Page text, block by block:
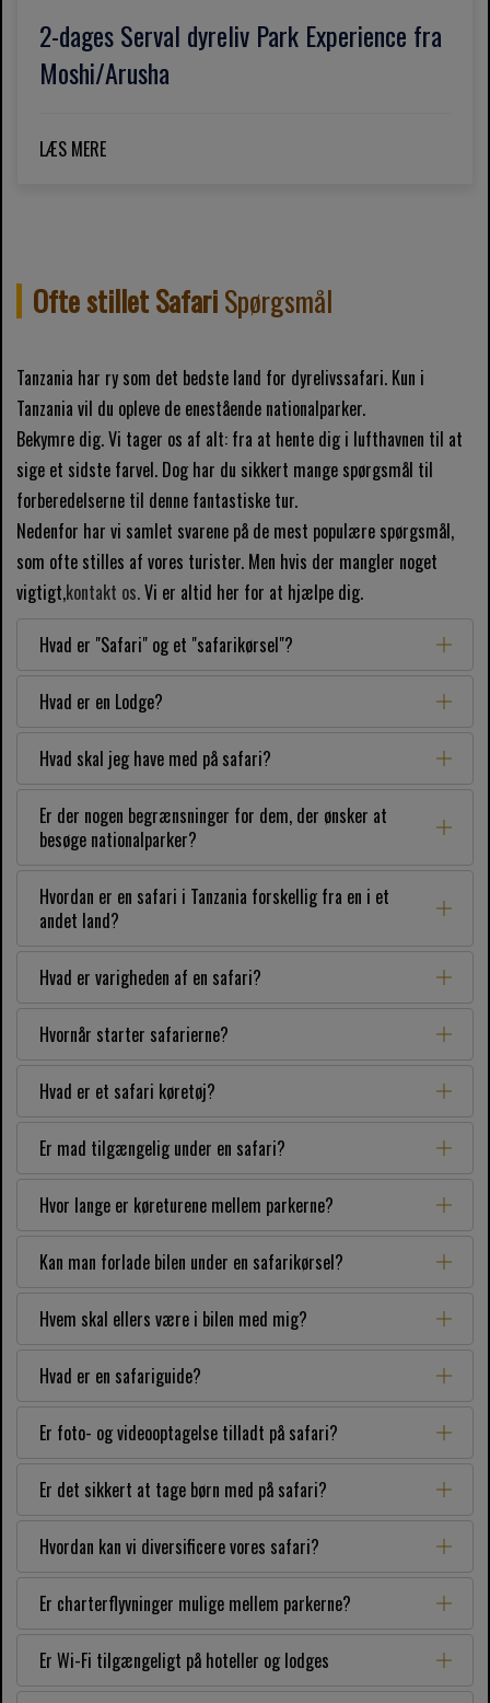
2-dages Serval dyreliv Park Experience fra
Moshi/Arusha
LÆS MERE
Ofte stillet SafariSpørgsmål
Tanzania har ry som det bedste land for dyrelivssafari. Kun i
Tanzania vil du opleve de enestående nationalparker.
Bekymre dig. Vi tager os af alt: fra at hente dig i lufthavnen til at
sige et sidste farvel. Dog har du sikkert mange spørgsmål til
forberedelserne til denne fantastiske tur.
Nedenfor har vi samlet svarene på de mest populære spørgsmål,
som ofte stilles af vores turister. Men hvis der mangler noget
vigtigt,kontakt os.Vi er altid her for at hjælpe dig.
Hvad er "Safari" og et "safarikørsel"?
Hvad er en Lodge?
Hvad skal jeg have med på safari?
Er der nogen begrænsninger for dem, der ønsker at
besøge nationalparker?
Hvordan er en safari i Tanzania forskellig fra en i et
andet land?
Hvad er varigheden af ​​en safari?
Hvornår starter safarierne?
Hvad er et safari køretøj?
Er mad tilgængelig under en safari?
Hvor lange er køreturene mellem parkerne?
Kan man forlade bilen under en safarikørsel?
Hvem skal ellers være i bilen med mig?
Hvad er en safariguide?
Er foto- og videooptagelse tilladt på safari?
Er det sikkert at tage børn med på safari?
Hvordan kan vi diversificere vores safari?
Er charterflyvninger mulige mellem parkerne?
Er Wi-Fi tilgængeligt på hoteller og lodges